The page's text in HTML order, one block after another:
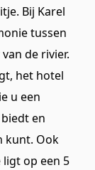
Bij Karel
tussen
de rivier.
het hotel
u een
en
kunt. Ook
op een 5